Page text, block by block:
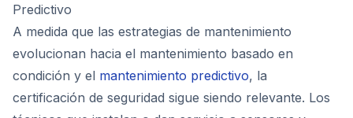
Predictivo
A medida que las estrategias de mantenimiento
evolucionan hacia el mantenimiento basado en
condición y el mantenimiento predictivo, la
certificación de seguridad sigue siendo relevante. Los